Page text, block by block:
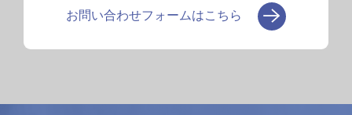
お問い合わせフォームはこちら